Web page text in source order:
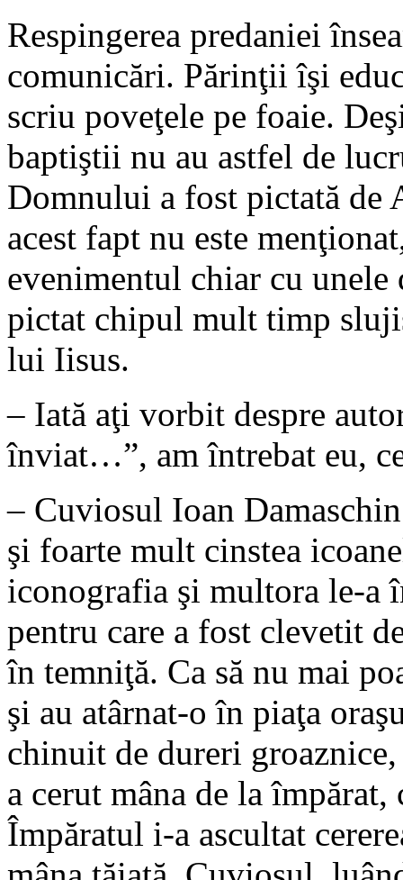
Respingerea predaniei
comunicări. Părinţii îşi
scriu poveţele pe foaie.
baptiştii nu au astfel de
Domnului a fost pictată de
acest fapt nu este
evenimentul chiar cu
pictat chipul mult timp
lui Iisus.
– Iată aţi vorbit despre
înviat…”, am întrebat eu,
– Cuviosul Ioan
şi foarte mult cinstea
iconografia şi multora le-a
pentru care a fost clevetit
în temniţă. Ca să nu mai
şi au atârnat-o în piaţa
chinuit de dureri
a cerut mâna de la
Împăratul i-a ascultat